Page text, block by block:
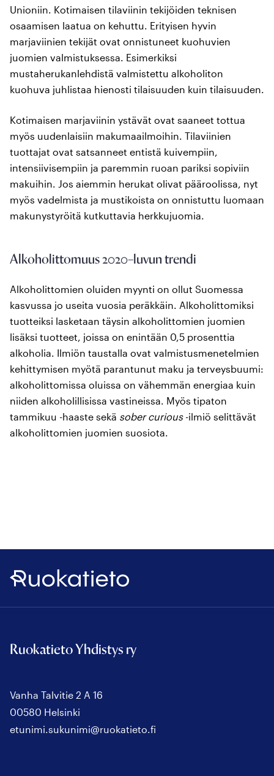
Unioniin. Kotimaisen tilaviinin tekijöiden teknisen
osaamisen laatua on kehuttu. Erityisen hyvin
marjaviinien tekijät ovat onnistuneet kuohuvien
juomien valmistuksessa. Esimerkiksi
mustaherukanlehdistä valmistettu alkoholiton
kuohuva juhlistaa hienosti tilaisuuden kuin tilaisuuden.
Kotimaisen marjaviinin ystävät ovat saaneet tottua
myös uudenlaisiin makumaailmoihin. Tilaviinien
tuottajat ovat satsanneet entistä kuivempiin,
intensiivisempiin ja paremmin ruoan pariksi sopiviin
makuihin. Jos aiemmin herukat olivat pääroolissa, nyt
myös vadelmista ja mustikoista on onnistuttu luomaan
makunystyröitä kutkuttavia herkkujuomia.
Alkoholittomuus 2020–luvuntrendi
Alkoholittomien oluiden myynti on ollut Suomessa
kasvussa jo useita vuosia peräkkäin. Alkoholittomiksi
tuotteiksi lasketaan täysin alkoholittomien juomien
lisäksi tuotteet, joissa on enintään 0,5 prosenttia
alkoholia. Ilmiön taustalla ovat valmistusmenetelmien
kehittymisen myötä parantunut maku ja terveysbuumi:
alkoholittomissa oluissa on vähemmän energiaa kuin
niiden alkoholillisissa vastineissa. Myös tipaton
tammikuu -haaste sekä sober curious -ilmiö selittävät
alkoholittomien juomien suosiota.
Ruokatieto
Ruokatieto Yhdistys ry
Vanha Talvitie 2 A 16
00580 Helsinki
etunimi.sukunimi@ruokatieto.fi